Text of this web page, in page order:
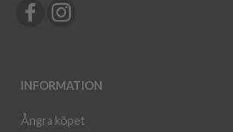
INFORMATION
Ångra köpet